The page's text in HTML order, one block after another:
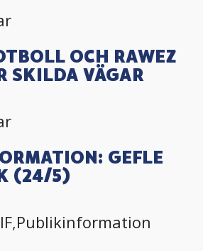
OCH RAWEZ
SKILDA VÄGAR
GEFLE
(24/5)
,Publikinformation